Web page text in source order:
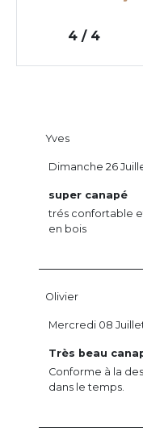
4 / 4
Yves
super canapé
trés confortable
en bois
Dimanche 26
Olivier
Très beau
Conforme à la
dans le temps.
Mercredi 08